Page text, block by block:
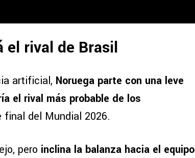
el rival de Brasil
artificial, Noruega parte con una leve
el rival más probable de los
final del Mundial 2026.
pero inclina la balanza hacia el equipo